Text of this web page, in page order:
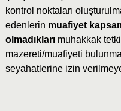
kontrol noktaları
edenlerin muafiyet
olmadıkları muhakkak
mazereti/muafiyeti
seyahatlerine izin